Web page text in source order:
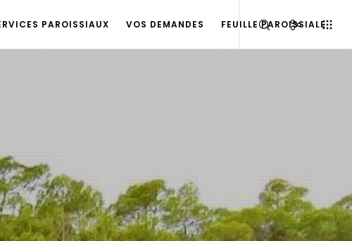
PAROISSIAUX VOS DEMANDES FEUILLE PAROISSIALE